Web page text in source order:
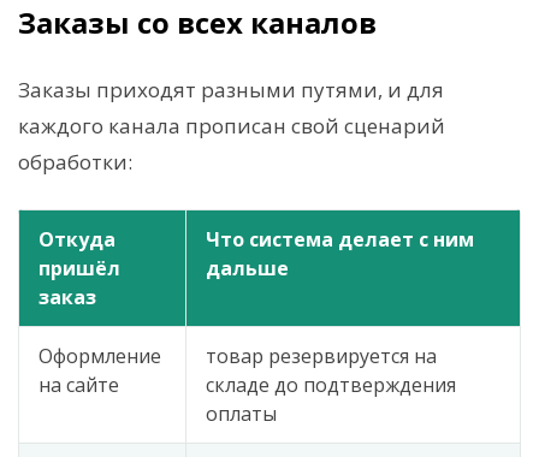
Заказы со всех каналов
Заказы приходят разными путями, и для
каждого канала прописан свой сценарий
обработки:
Откуда
пришёл
заказ
Что система делает с ним
дальше
Оформление
на сайте
товар резервируется на
складе до подтверждения
оплаты